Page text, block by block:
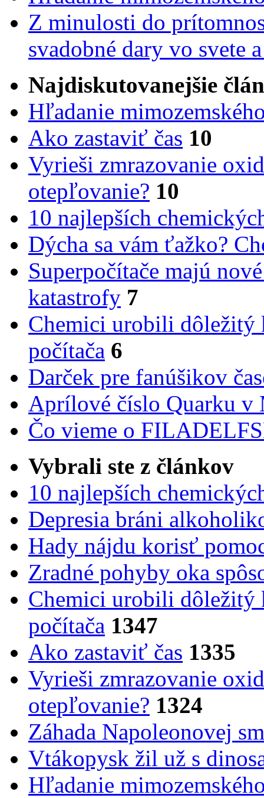
Z minulosti do
svadobné dary vo svete
Najdiskutovanejšie
Hľadanie
Ako zastaviť čas 10
Vyrieši zmrazovanie
otepľovanie? 10
10 najlepších
Dýcha sa vám ťažko?
Superpočítače majú
katastrofy 7
Chemici urobili dôležitý
počítača 6
Darček pre fanúšikov
Aprílové číslo Quarku v
Čo vieme o
Vybrali ste z článkov
10 najlepších
Depresia bráni
Hady nájdu korisť
Zradné pohyby oka
Chemici urobili dôležitý
počítača 1347
Ako zastaviť čas 1335
Vyrieši zmrazovanie
otepľovanie? 1324
Záhada Napoleonovej
Vtákopysk žil už s
Hľadanie